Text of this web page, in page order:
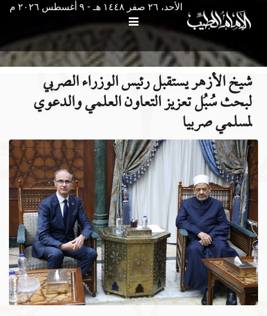
الأحد، ٢٦ صفر ١٤٤٨ هـ - ۹ أغسطس ۲۰۲٦ م
شيخ الأزهر يستقبل رئيس الوزراء الصربي
لبحث سُبُل تعزيز التعاون العلمي والدعوي
لمسلمي صربيا